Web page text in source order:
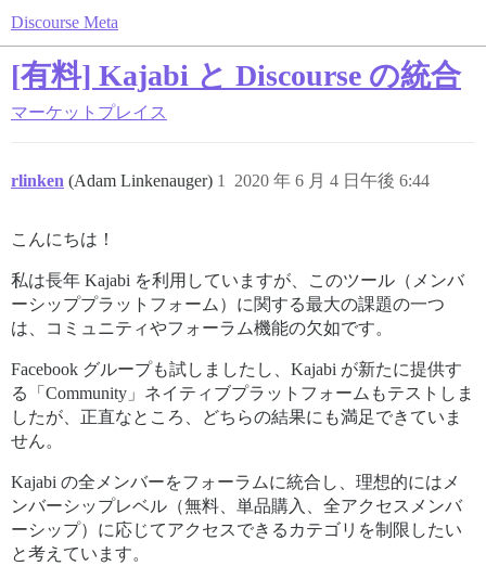
Discourse Meta
[有料] Kajabi と Discourse の統合
マーケットプレイス
rlinken (Adam Linkenauger) 2020 年 6 月 4 日午後 6:44
1
こんにちは！
私は長年 Kajabi を利用していますが、このツール（メンバ
ーシッププラットフォーム）に関する最大の課題の一つ
は、コミュニティやフォーラム機能の欠如です。
Facebook グループも試しましたし、Kajabi が新たに提供す
る「Community」ネイティブプラットフォームもテストしま
したが、正直なところ、どちらの結果にも満足できていま
せん。
Kajabi の全メンバーをフォーラムに統合し、理想的にはメ
ンバーシップレベル（無料、単品購入、全アクセスメンバ
ーシップ）に応じてアクセスできるカテゴリを制限したい
と考えています。